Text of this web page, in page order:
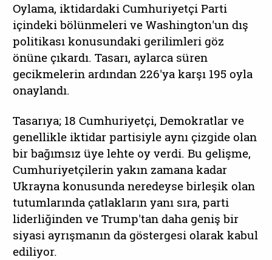
Oylama, iktidardaki Cumhuriyetçi Parti
içindeki bölünmeleri ve Washington'un dış
politikası konusundaki gerilimleri göz
önüne çıkardı. Tasarı, aylarca süren
gecikmelerin ardından 226'ya karşı 195 oyla
onaylandı.
Tasarıya; 18 Cumhuriyetçi, Demokratlar ve
genellikle iktidar partisiyle aynı çizgide olan
bir bağımsız üye lehte oy verdi. Bu gelişme,
Cumhuriyetçilerin yakın zamana kadar
Ukrayna konusunda neredeyse birleşik olan
tutumlarında çatlakların yanı sıra, parti
liderliğinden ve Trump'tan daha geniş bir
siyasi ayrışmanın da göstergesi olarak kabul
ediliyor.